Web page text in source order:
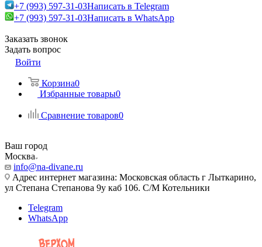
+7 (993) 597-31-03Написать в Telegram
+7 (993) 597-31-03Написать в WhatsApp
Заказать звонок
Задать вопрос
Войти
Корзина0
Избранные товары0
Сравнение товаров0
Ваш город
Москва
info@na-divane.ru
Адрес интернет магазина: Московская область г Лыткарино,
ул Степана Степанова 9у каб 106. С/М Котельники
Telegram
WhatsApp